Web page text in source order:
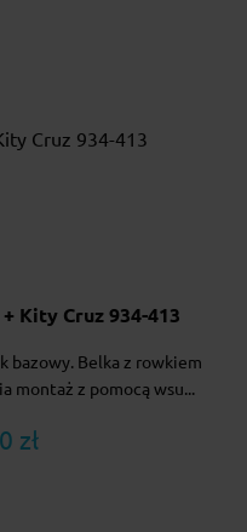
Kity Cruz 934-413
bazowy. Belka z rowkiem
montaż z pomocą wsu...
zł